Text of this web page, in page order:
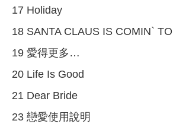
17 Holiday
18 SANTA CLAUS IS COMIN`
19 愛得更多…
20 Life Is Good
21 Dear Bride
23 戀愛使用說明